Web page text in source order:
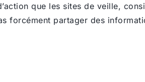
que les sites de veille,
forcément partager des